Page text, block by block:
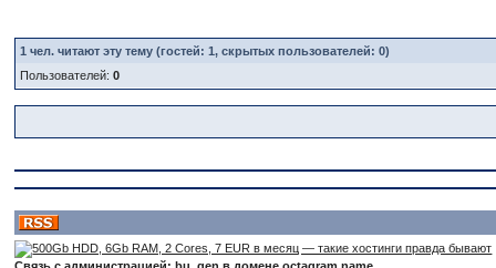
1 чел. читают эту тему (гостей: 1, скрытых пользователей: 0)
Пользователей:0